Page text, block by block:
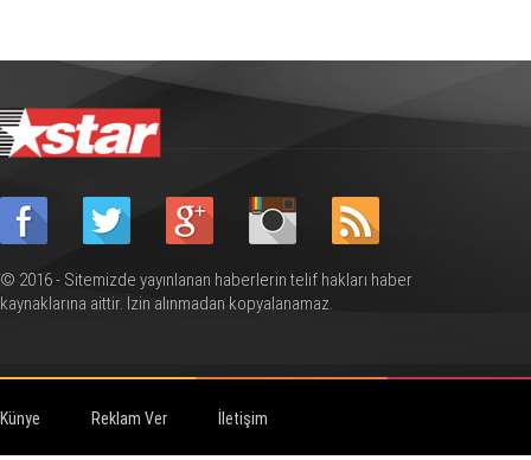
© 2016 - Sitemizde yayınlanan haberlerin telif hakları haber
kaynaklarına aittir. İzin alınmadan kopyalanamaz.
Künye Reklam Ver İletişim